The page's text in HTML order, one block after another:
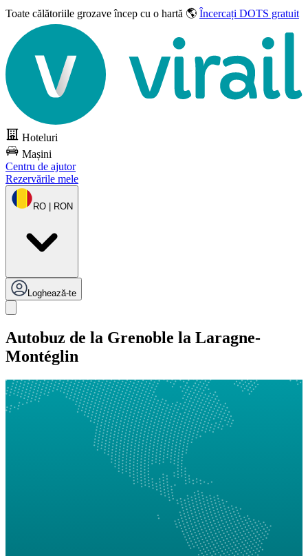
Toate călătoriile grozaveîncep cu o hartă 🌎 Încercați DOTS gratuit
Hoteluri
Mașini
Centru de ajutor
Rezervările mele
RO | RON
Loghează-te
Autobuz de la Grenoble la Laragne-
Montéglin